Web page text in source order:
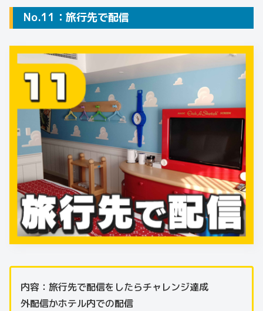
No.11：旅行先で配信
内容：旅行先で配信をしたらチャレンジ達成
外配信かホテル内での配信